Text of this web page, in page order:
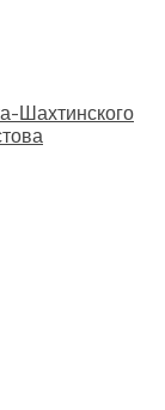
Шахтинского